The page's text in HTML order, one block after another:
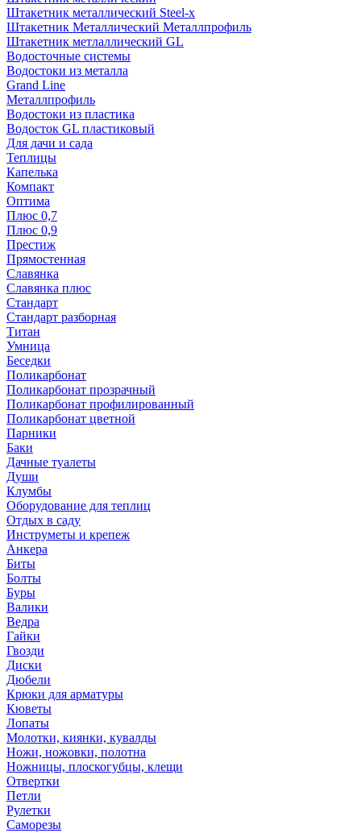
Штакетник металлический Steel-x
Штакетник Металлический Металлпрофиль
Штакетник метлаллический GL
Водосточные системы
Водостоки из металла
Grand Line
Металлпрофиль
Водостоки из пластика
Водосток GL пластиковый
Для дачи и сада
Теплицы
Капелька
Компакт
Оптима
Плюс 0,7
Плюс 0,9
Престиж
Прямостенная
Славянка
Славянка плюс
Стандарт
Стандарт разборная
Титан
Умница
Беседки
Поликарбонат
Поликарбонат прозрачный
Поликарбонат профилированный
Поликарбонат цветной
Парники
Баки
Дачные туалеты
Души
Клумбы
Оборудование для теплиц
Отдых в саду
Инструметы и крепеж
Анкера
Биты
Болты
Буры
Валики
Ведра
Гайки
Гвозди
Диски
Дюбели
Крюки для арматуры
Кюветы
Лопаты
Молотки, киянки, кувалды
Ножи, ножовки, полотна
Ножницы, плоскогубцы, клещи
Отвертки
Петли
Рулетки
Саморезы